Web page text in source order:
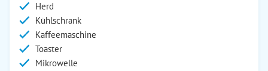
Herd
Kühlschrank
Kaffeemaschine
Toaster
Mikrowelle